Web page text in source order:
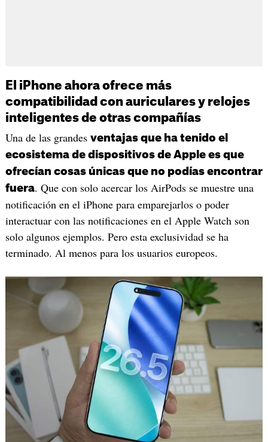
El iPhone ahora ofrece más
compatibilidad con auriculares y relojes
inteligentes de otras compañías
Una de las grandes ventajas que ha tenido el
ecosistema de dispositivos de Apple es que
ofrecían cosas únicas que no podías encontrar
fuera. Que con solo acercar los AirPods se muestre una
notificación en el iPhone para emparejarlos o poder
interactuar con las notificaciones en el Apple Watch son
solo algunos ejemplos. Pero esta exclusividad se ha
terminado. Al menos para los usuarios europeos.